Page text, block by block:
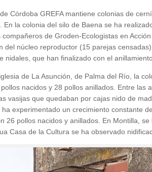
Córdoba GREFA mantiene colonias de
En la colonia del silo de Baena se ha
de Groden-Ecologistas en
del núcleo reproductor (15 parejas
nidales, que han finalizado con el
de La Asunción, de Palma del Río, la
nacidos y 28 pollos anillados. Entre las
vasijas que quedaban por cajas nido de
ha experimentado un crecimiento constante
26 pollos nacidos y anillados. En Montilla,
Casa de la Cultura se ha observado